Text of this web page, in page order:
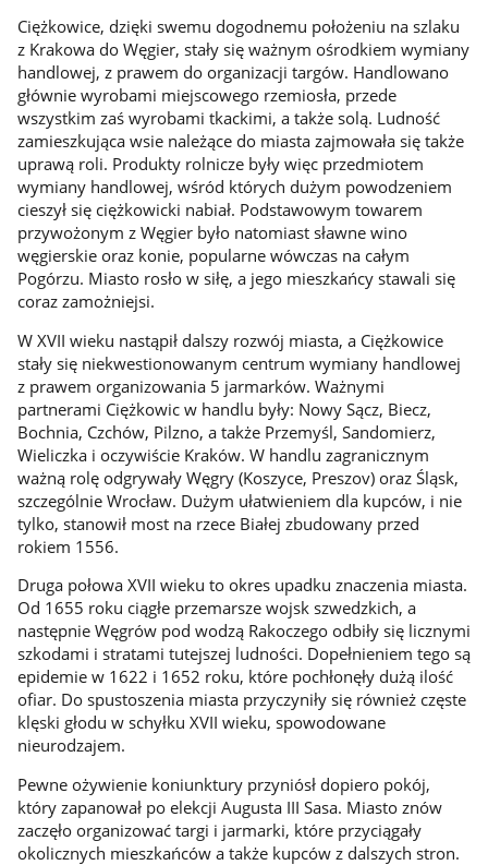
Ciężkowice, dzięki swemu dogodnemu położeniu na szlaku
z Krakowa do Węgier, stały się ważnym ośrodkiem wymiany
handlowej, z prawem do organizacji targów. Handlowano
głównie wyrobami miejscowego rzemiosła, przede
wszystkim zaś wyrobami tkackimi, a także solą. Ludność
zamieszkująca wsie należące do miasta zajmowała się także
uprawą roli. Produkty rolnicze były więc przedmiotem
wymiany handlowej, wśród których dużym powodzeniem
cieszył się ciężkowicki nabiał. Podstawowym towarem
przywożonym z Węgier było natomiast sławne wino
węgierskie oraz konie, popularne wówczas na całym
Pogórzu. Miasto rosło w siłę, a jego mieszkańcy stawali się
coraz zamożniejsi.
W XVII wieku nastąpił dalszy rozwój miasta, a Ciężkowice
stały się niekwestionowanym centrum wymiany handlowej
z prawem organizowania 5 jarmarków. Ważnymi
partnerami Ciężkowic w handlu były: Nowy Sącz, Biecz,
Bochnia, Czchów, Pilzno, a także Przemyśl, Sandomierz,
Wieliczka i oczywiście Kraków. W handlu zagranicznym
ważną rolę odgrywały Węgry (Koszyce, Preszov) oraz Śląsk,
szczególnie Wrocław. Dużym ułatwieniem dla kupców, i nie
tylko, stanowił most na rzece Białej zbudowany przed
rokiem 1556.
Druga połowa XVII wieku to okres upadku znaczenia miasta.
Od 1655 roku ciągłe przemarsze wojsk szwedzkich, a
następnie Węgrów pod wodzą Rakoczego odbiły się licznymi
szkodami i stratami tutejszej ludności. Dopełnieniem tego są
epidemie w 1622 i 1652 roku, które pochłonęły dużą ilość
ofiar. Do spustoszenia miasta przyczyniły się również częste
klęski głodu w schyłku XVII wieku, spowodowane
nieurodzajem.
Pewne ożywienie koniunktury przyniósł dopiero pokój,
który zapanował po elekcji Augusta III Sasa. Miasto znów
zaczęło organizować targi i jarmarki, które przyciągały
okolicznych mieszkańców a także kupców z dalszych stron.